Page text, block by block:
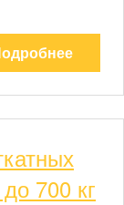
700 кг